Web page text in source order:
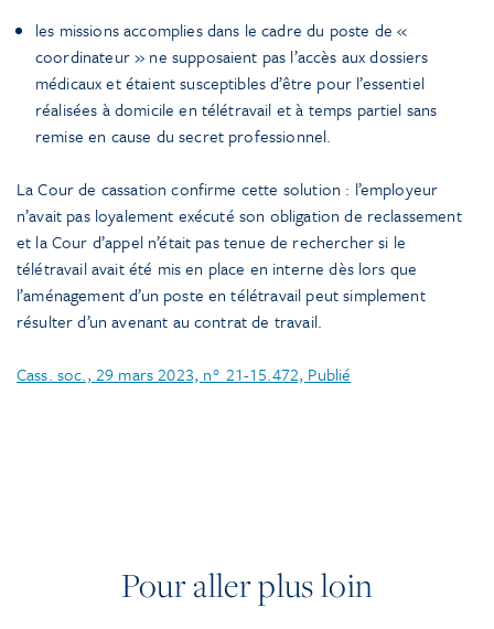
les missions accomplies dans le cadre du poste de «
coordinateur » ne supposaient pas l’accès aux dossiers
médicaux et étaient susceptibles d’être pour l’essentiel
réalisées à domicile en télétravail et à temps partiel sans
remise en cause du secret professionnel.
La Cour de cassation confirme cette solution : l’employeur
n’avait pas loyalement exécuté son obligation de reclassement
et la Cour d’appel n’était pas tenue de rechercher si le
télétravail avait été mis en place en interne dès lors que
l’aménagement d’un poste en télétravail peut simplement
résulter d’un avenant au contrat de travail.
Cass. soc., 29 mars 2023, n° 21-15.472, Publié
Pour aller plus loin